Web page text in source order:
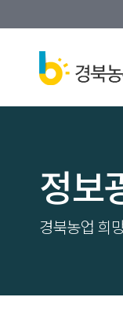
정보
경북농업 희